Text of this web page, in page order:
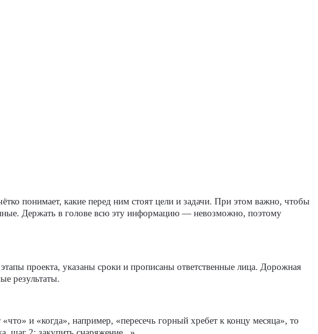
понимает, какие перед ним стоят цели и задачи. При этом важно, чтобы
Держать в голове всю эту информацию — невозможно, поэтому
проекта, указаны сроки и прописаны ответственные лица. Дорожная
результаты.
и «когда», например, «пересечь горный хребет к концу месяца», то